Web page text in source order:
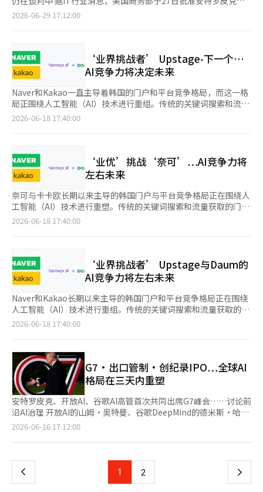
务中开始获得用户。※ 本报道经人工智能（AI）系统翻译与编辑。
有收入模型与AI连接起来。 然而，Kakao在扩大AI业务过程中，持
续的劳资冲突可能成为变数。如果围绕AI组织重组和业务重组的冲
YouTube查找评论，而AI标签则可以在同一页面上查看所有信息。
AI标签的优势在于“购买可信度”和“创作者生态系统的连接”方
得推荐不仅限于商品本身，还能连接到实际使用评价和购买路径。
Naver所拥有的搜索、内容和购物生态系统在AI标签中有机运作，
未来AI标签与现有博客、社区等创作者活动的共同成长潜力可见一
偏向于品牌官方商店。在传统综合搜索中，开放市场、价格比较和
多样化销售渠道广泛曝光，而在AI标签中，价格信息和购买指南则
主要集中在官方商店。 在Olive Young应用中，虽然使用了与
士表示：“AI标签是反映用户提问意图和上下文，帮助更快搜索信
息的服务。”并表示：“我们计划同时运营综合搜索和AI标签，让
用户根据需求选择多样的搜索体验。”
限制预览状态。谷歌计划在7月正式发布，但尚未公布具体日期。
在5月的谷歌I/O大会上，首席执行官桑达尔·皮查伊曾承诺“下个
的最新量产模型未能达到这一标准，因此被排除在政府审查之外。
科罗拉多州AI法案，实施前大幅退步 科罗拉多州州长波利斯于5月
14日签署SB 189法案，将原定于6月30日生效的科罗拉多AI法案推
迟至明年1月1日，并大幅放宽了核心义务规定。修正案删除了对AI
运营商的“算法歧视防止注意义务”、风险管理程序维护和影响评
估等现有义务条款，转而采用以自动化决策技术（ADMT）使用公
开为中心的狭隘框架。曾被视为美国首部全面AI监管法的科罗拉多
吕尔以美国对克劳德模型的访问限制为直接背景，向欧盟委员会副
主席亨娜·比尔库宁发出正式信函，要求考虑在欧盟内设立安特罗
皮克的基地。目前尚未收到欧盟方面的正式回应。 安特罗皮克指
假账户针对克劳德模型进行了超过2800万次交互，系统性分析了
其推理、编码和复杂任务执行能力。阿里巴巴尚未对此进行公开反
驳。※ 本报道经人工智能（AI）系统翻译与编辑。
最高网络安全AI模型'Mythos 5'仅限于部分可信的网络安全企业和
包括约100个机构，涵盖政府机构和私营企业，仅限于防御性网络
目的使用。然而，关于面向普通用户的模型'Fable 5'的限制解除情
况并未提及，安特罗皮克与政府的协商预计将持续到周末。参与项
目的约200家企业，包括苹果、谷歌、思科和摩根大通，仍在等待
恢复的消息。 OpenAI发布'GPT-5.6'三种版本…应美国政府要求进
行限制分发 OpenAI公布了下一代旗舰模型'GPT-5.6系列'，包括最
高性能的'Sol'、平衡型'Terra'和低成本高速处理的'Luna'三种版
的要求，此次分发仅限于约20家预先批准的合作伙伴。OpenAI公
开反对这种政府干预方式，认为“这不应成为长期的基本做法”。
此次发布与安特罗皮克的'Mythos 5'恢复许可同日进行，分析认为
美国政府正在巩固对尖端AI模型进行预审后逐步公开的新惯例。 安
特罗皮克正式指控阿里巴巴'窃取Claude能力' 安特罗皮克向美国参
议院银行委员会投诉，称阿里巴巴及其子公司AI研究所'Qwen'利
用约25,000个假账户进行'蒸馏攻击(distillation attack)'，生成超
要针对Claude的软件工程和推理能力。对此，参议员比尔·哈格
提和安迪·金正在推动修订国防授权法案，以制裁实施此类蒸馏攻
击的企业。中国方面尚未对此作出正式回应。※ 本报道经人工智
2026-06-29 17:12:00
‘业界挑战者’ Upstage-下一个…
AI竞争力将决定未来
Naver和Kakao一直主导着韩国的门户和平台竞争格局，而这一格
局正围绕人工智能（AI）技术进行重组。传统的关键词搜索和流量
获取的门户竞争正在转向将大规模语言模型（LLM）和AI代理整合
的LLM“Solar”与Timely结合，提升Daum的搜索和内容资产的
AI基础门户服务竞争力。 Upstage的加入使得Naver和Kakao之间
的双雄格局面临变化的可能性。Naver凭借搜索、购物和内容，已
成为国内最大的门户运营商，而Kakao则通过拥有4500万月活跃
用户的KakaoTalk服务，增强了其在移动平台的影响力。 曾是韩
国代表门户的Daum，自2000年代以来在Kakao体系下逐渐失去存
在感，但随着Upstage的LLM技术结合，Daum有望重新整合为AI
应用户提问的“搜索”服务，而AI代理平台则通过理解用户意图，
从搜索到推荐、购买等实际任务执行。各公司的LLM在这一过程中
成为锁定用户、提高停留时间和使用频率的关键技术。 Upstage
的战略不仅限于成为AI模型公司，而是通过结合门户和代理服务转
型为平台运营商。Upstage首席执行官金成勋在6月16日的记者见
面会上表示，生成型AI竞争正从“聊天机器人”转向能够执行实际
任务的“AI代理”。Upstage认为，通过将Solar与Daum的新
务。 Naver和Kakao也在加速转型为AI代理。它们利用已建立的自
有平台生态和用户基础，强调从搜索到任务执行的完整性。 Naver
的核心战略是将搜索、购物、支付等现有服务整合为AI使用体验。
自去年以来，Naver已加强了“AI简报”服务。基于韩语能力增强
的AI语言模型HyperCLOVA X，Naver超越了传统的关键词搜索，
能够理解自然语言查询中的用户意图，并将其连接到推荐、探索和
购买等执行阶段。 Kakao则专注于将其移动即时通讯工具
KakaoTalk转型为AI代理平台。通过“AI引导”策略，Kakao希望
以网页为基础的代理市场中反而更具竞争力。由于KakaoTalk是用
户无需单独进入搜索框的日常服务，因此可以自然地将AI与对话、
推荐、赠送和内容消费连接起来。Kakao正在自主开发下一代模
2026-06-18 17:40:00
‘业优’挑战‘奈可’…AI竞争力将
左右未来
奈可与卡卡欧长期以来主导的韩国门户与平台竞争格局正在围绕人
工智能（AI）技术进行重塑。传统的关键词搜索和流量获取的门户
竞争，正转向将大规模语言模型（LLM）与AI代理结合的竞争。 据
AI基础的门户服务竞争力。 业优的加入使得奈可与卡卡欧的双雄格
局面临变革的可能性。奈可凭借搜索、购物和内容，已成为韩国最
大的门户运营商，而卡卡欧则通过月活跃用户（MAU）达4500万
的卡卡欧聊天服务，增强了其移动平台的影响力。 曾是韩国代表
门户的下一个，自2000年代以来在卡卡欧体系中逐渐失去存在
感，但随着业优的LLM技术结合，重新整合为AI基础的门户平台提
供了契机。 业内人士表示，韩国平台市场正在从以“关键词输
务是响应用户提问的“搜索”服务，而AI代理平台则通过理解用户
意图，从搜索到推荐、购买等实际任务执行。各公司的LLM在这一
过程中成为将用户留在平台内、提高停留时间和使用频率的核心技
术。 业优的战略不仅限于成为AI模型公司，而是通过结合门户与代
理服务转型为平台运营商。业优CEO金成勋在16日的记者会上表
示，生成型AI竞争正从“聊天机器人”转向能够执行实际任务
的“AI代理”。业优认为，通过将“太阳”与下一个的新闻、搜
索、评论等语言数据结合，可以进一步提升AI基础的门户服务。 奈
可与卡卡欧也在加速向AI代理的转型。它们利用已建立的自有平台
核心战略是将搜索、购物、支付等现有服务整合为AI使用体验。自
去年以来，奈可已加强了“AI简报”服务。基于韩语能力增强的AI
语言模型HyperCLOVA X，超越了传统的关键词搜索，能够理解自
2026-06-18 17:40:00
‘业界挑战者’ Upstage与Daum的
AI竞争力将左右未来
Naver和Kakao长期以来主导的韩国门户和平台竞争格局正在围绕
人工智能（AI）技术进行重组。传统的关键词搜索和流量获取的门
户竞争，正转向将大规模语言模型（LLM）和AI代理整合到现有平
市场。Upstage计划将其自有的LLM“Solar”与Timelee结合，
提升AI基础的门户服务竞争力。 Upstage的加入使得Naver和
Kakao之间的竞争格局可能发生变化。Naver凭借搜索、购物和内
容，已成为国内最大的门户运营商，而Kakao则通过月活跃用户
（MAU）达到4500万的KakaoTalk服务，增强了其移动平台的影
响力。 曾是韩国代表性门户的Daum，自2000年代以来在Kakao
体系下逐渐失去存在感，但随着Upstage的LLM技术结合，Daum
有望重新整合为AI基础的门户平台。 业内人士表示，韩国平台市场
正在从“关键词输入”向基于AI代理的“语境理解”演变。传统的
解用户意图，从搜索到推荐、购买等实际任务进行处理。在这一过
程中，各公司的LLM成为留住用户、提升停留时间和使用频率的关
2026-06-18 17:40:00
G7·出口管制·创纪录IPO…全球AI
格局在三天内重塑
安特罗皮克、开放AI、谷歌AI高管首次共同出席G7峰会……讨论前
沿AI治理 开放AI的山姆·奥特曼、谷歌DeepMind的德米斯·哈萨
比斯和安特罗皮克的首席执行官达里奥·阿莫德伊于6月15日至17
的首席执行官同时亮相G7舞台，这是首次。奥特曼应法国总统埃
在此次会议上达成关于AI基础设施、网络与生物领域前沿AI风险、
青少年安全等自愿承诺的协议。马克龙总统积极吸引全球大型科技
2026-06-16 17:12:00
上
页
1 2 下